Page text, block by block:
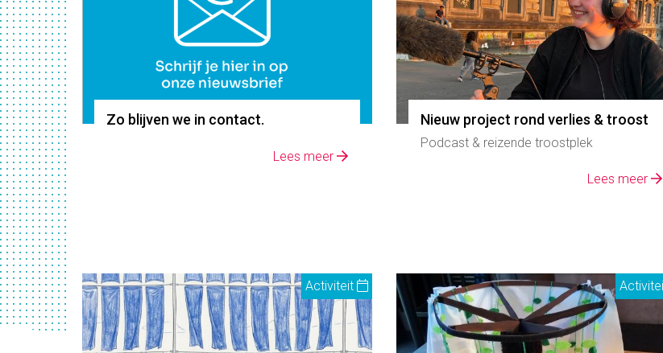
Zo blijven we in contact.
Lees meer
Nieuw project rond verlies & troost
Podcast & reizende troostplek
Lees meer
Activiteit